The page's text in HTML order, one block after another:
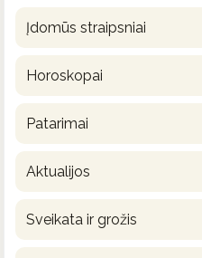
Įdomūs straipsniai
Horoskopai
Patarimai
Aktualijos
Sveikata ir grožis